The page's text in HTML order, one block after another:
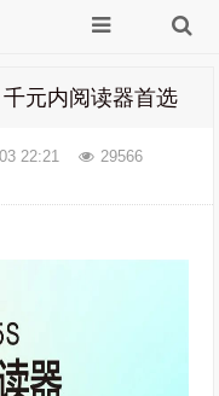
元内阅读器首选
22:21
29566